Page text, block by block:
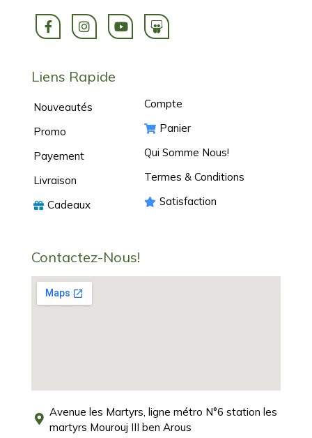
Liens Rapide
Nouveautés
Promo
Payement
Livraison
Cadeaux
Compte
Panier
Qui Somme Nous!
Termes & Conditions
Satisfaction
Contactez-Nous!
Avenue les Martyrs, ligne métro N°6 station les
martyrs Mourouj III ben Arous